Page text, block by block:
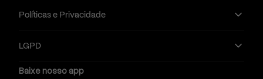
Políticas e Privacidade
LGPD
Baixe nosso app